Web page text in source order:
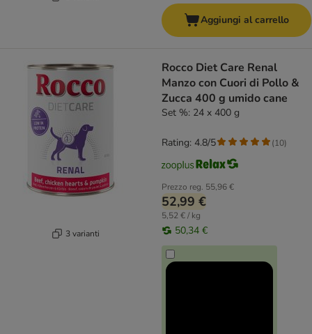
Aggiungi al carrello
3 varianti
Rocco Diet Care Renal
Manzo con Cuori di Pollo &
Zucca 400 g umido cane
Set %: 24 x 400 g
Prezzo reg. 55,96 €
52,99 €
5,52 € / kg
50,34 €
Rating: 4.8/5 (10)